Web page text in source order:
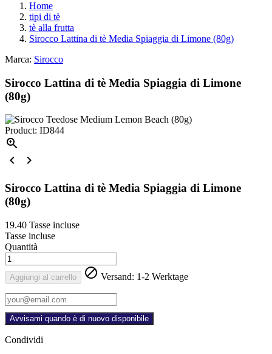
Home
tipi di tè
tè alla frutta
Sirocco Lattina di tè Media Spiaggia di Limone (80g)
Marca: Sirocco
Sirocco Lattina di tè Media Spiaggia di Limone
(80g)
Product: ID844



Sirocco Lattina di tè Media Spiaggia di Limone
(80g)
19.40 Tasse incluse
Tasse incluse
Quantità
Aggiungi al carrello  Versand: 1-2 Werktage
Avvisami quando è di nuovo disponibile
Condividi